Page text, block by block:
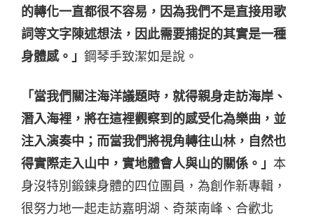
的轉化一直都很不容易，因為我們不是直接用歌
詞等文字陳述想法，因此需要捕捉的其實是一種
身體感。」 鋼琴手致潔如是說。
「當我們關注海洋議題時，就得親身走訪海岸、
潛入海裡，將在這裡觀察到的感受化為樂曲，並
注入演奏中；而當我們將視角轉往山林，自然也
得實際走入山中，實地體會人與山的關係。」 本
身沒特別鍛鍊身體的四位團員，為創作新專輯，
很努力地一起走訪嘉明湖、奇萊南峰、合歡北